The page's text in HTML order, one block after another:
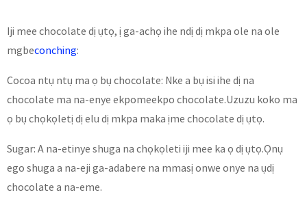
Iji mee chocolate dị ụtọ, ị ga-achọ ihe ndị dị mkpa ole na ole
mgbeconching:
Cocoa ntụ ntụ ma ọ bụ chocolate: Nke a bụ isi ihe dị na
chocolate ma na-enye ekpomeekpo chocolate.Uzuzu koko ma
ọ bụ chọkọletị dị elu dị mkpa maka ịme chocolate dị ụtọ.
Sugar: A na-etinye shuga na chọkọleti iji mee ka ọ dị ụtọ.Ọnụ
ego shuga a na-eji ga-adabere na mmasị onwe onye na ụdị
chocolate a na-eme.